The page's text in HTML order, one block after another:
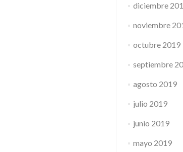
diciembre
noviembre
octubre 2019
septiembre
agosto 2019
julio 2019
junio 2019
mayo 2019